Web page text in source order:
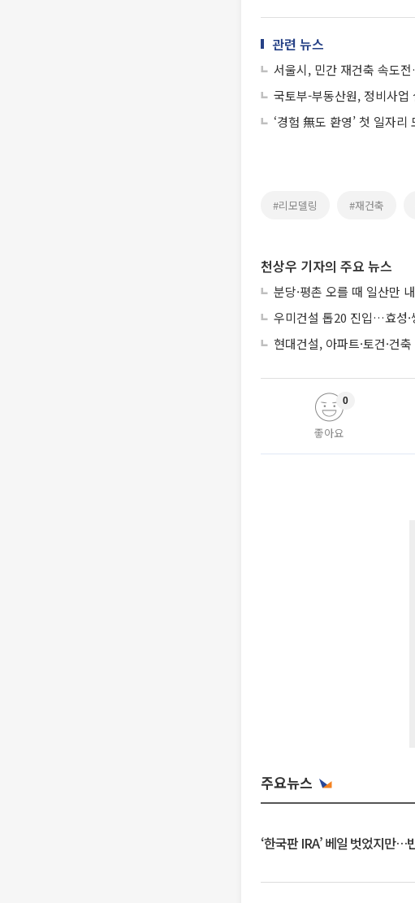
관련 뉴스
서울시, 민간 재건축 속도
국토부-부동산원, 정비사업
‘경험 無도 환영’ 첫 일자리
#리모델링 #재건축
천상우 기자의 주요 뉴스
분당·평촌 오를 때 일산만
우미건설 톱20 진입…효성·
현대건설, 아파트·토건·건
좋아요
0
주요뉴스
‘한국판 IRA’ 베일 벗었지만…